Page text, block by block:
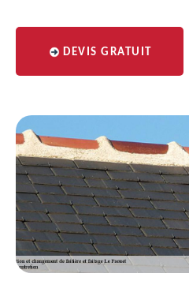
DEVIS GRATUIT